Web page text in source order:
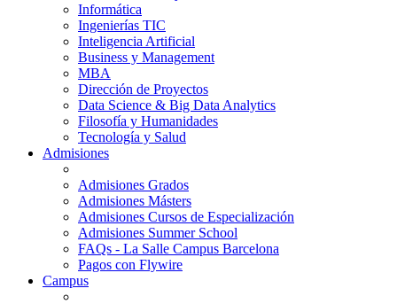
Informática
Ingenierías TIC
Inteligencia Artificial
Business y Management
MBA
Dirección de Proyectos
Data Science & Big Data Analytics
Filosofía y Humanidades
Tecnología y Salud
Admisiones
Admisiones Grados
Admisiones Másters
Admisiones Cursos de Especialización
Admisiones Summer School
FAQs - La Salle Campus Barcelona
Pagos con Flywire
Campus